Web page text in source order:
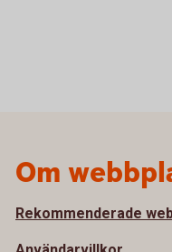
Om
Rekommenderade